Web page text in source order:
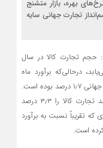
بهره، بازار متشنج
تجارت جهانی سایه
حجم تجارت کالا در سال
می‌یابد، درحالی‌که برآورد ماه
آوریل این سازمان از رشد تجارت جهانی ۱٫۷ درصد بوده است.
این موسسه برای سال ۲۰۲۴ رشد تجارت کالا را ۳٫۳ درصد
تقریباً نسبت به برآورد